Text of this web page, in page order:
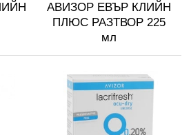
АВИЗОР ЕВЪР КЛИЙН
ПЛЮС РАЗТВОР 225
мл